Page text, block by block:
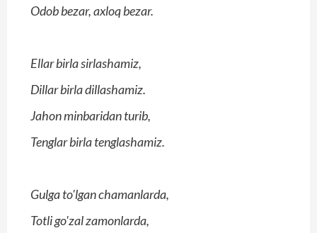
Odob bezar, axloq bezar.
Ellar birla sirlashamiz,
Dillar birla dillashamiz.
Jahon minbaridan turib,
Tenglar birla tenglashamiz.
Gulga to'lgan chamanlarda,
Totli go'zal zamonlarda,